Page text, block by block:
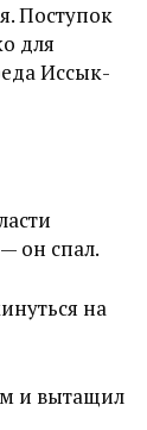
Поступок
для
Иссык-
он спал.
на
и вытащил